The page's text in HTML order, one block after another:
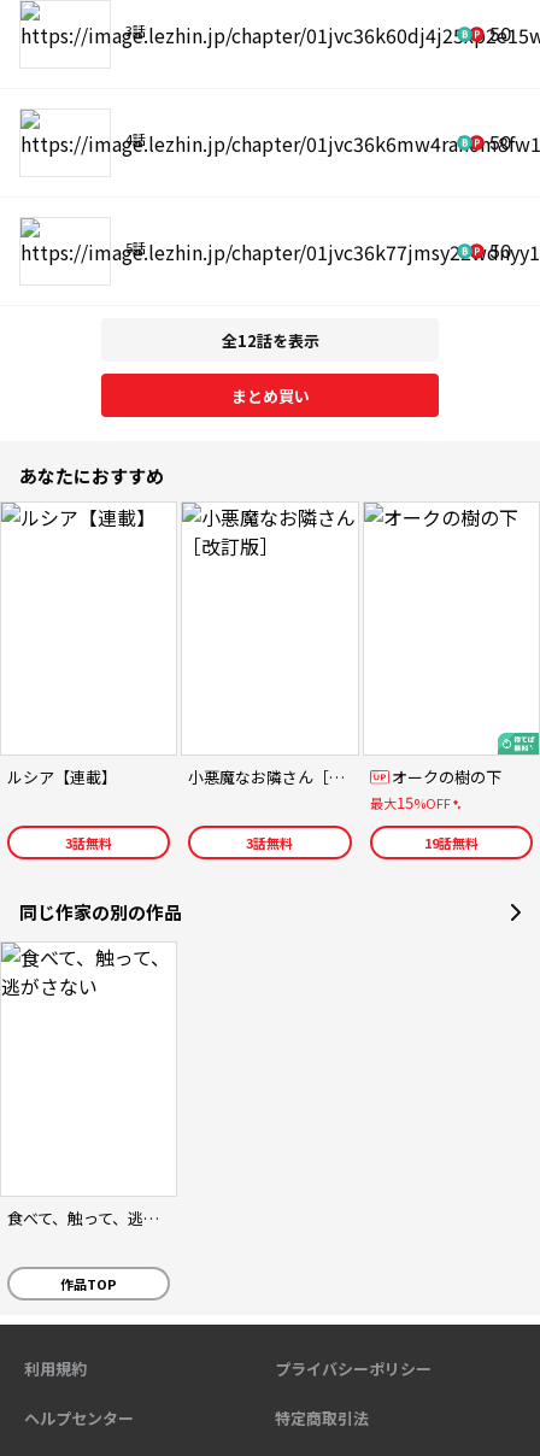
3話 50
4話 50
5話 50
全12話を表示
まとめ買い
あなたにおすすめ
ルシア【連載】
3話無料
小悪魔なお隣さん［改訂版］
3話無料
オークの樹の下
最大15%OFF
19話無料
同じ作家の別の作品
食べて、触って、逃がさない
作品TOP
利用規約 プライバシーポリシー
ヘルプセンター 特定商取引法